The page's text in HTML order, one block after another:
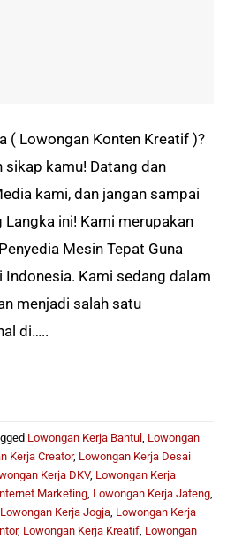
( Lowongan Konten Kreatif )?
kamu! Datang dan
kami, dan jangan sampai
ini! Kami merupakan
Mesin Tepat Guna
Indonesia. Kami sedang dalam
menjadi salah satu
di…..
Lowongan Kerja Bantul , Lowongan
Kerja Creator, Lowongan Kerja Desai
Kerja DKV, Lowongan Kerja
Marketing, Lowongan Kerja Jateng,
Lowongan Kerja Jogja, Lowongan Kerja
, Lowongan Kerja Kreatif, Lowongan